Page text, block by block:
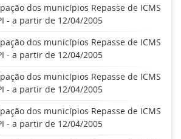
dos municípios Repasse de ICMS
- a partir de 12/04/2005
dos municípios Repasse de ICMS
- a partir de 12/04/2005
dos municípios Repasse de ICMS
- a partir de 12/04/2005
dos municípios Repasse de ICMS
- a partir de 12/04/2005